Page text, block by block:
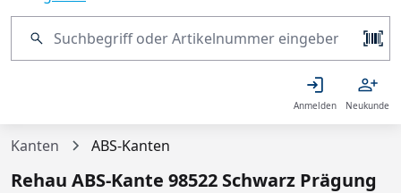
Anmelden Neukunde
Kanten ABS-Kanten
Rehau ABS-Kante 98522 Schwarz Prägung